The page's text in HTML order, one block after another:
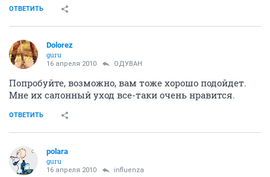
activist
Мне посоветовали CLEANER STRONG AHA - BHA 9%.
Подружка пользуется уже 2 недели (тоже есть
проблемы с фейсом), лицо стало менее жирным, да и
очищает он хорошо!
Думаю как раз про него... Цена
Dolorez
guru